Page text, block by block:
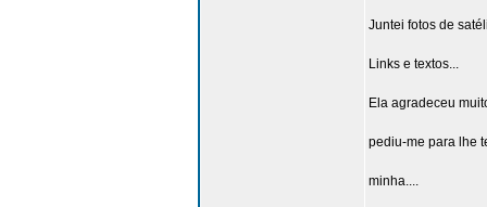
Juntei fotos de
Links e textos...
Ela agradeceu
pediu-me para lhe
minha....